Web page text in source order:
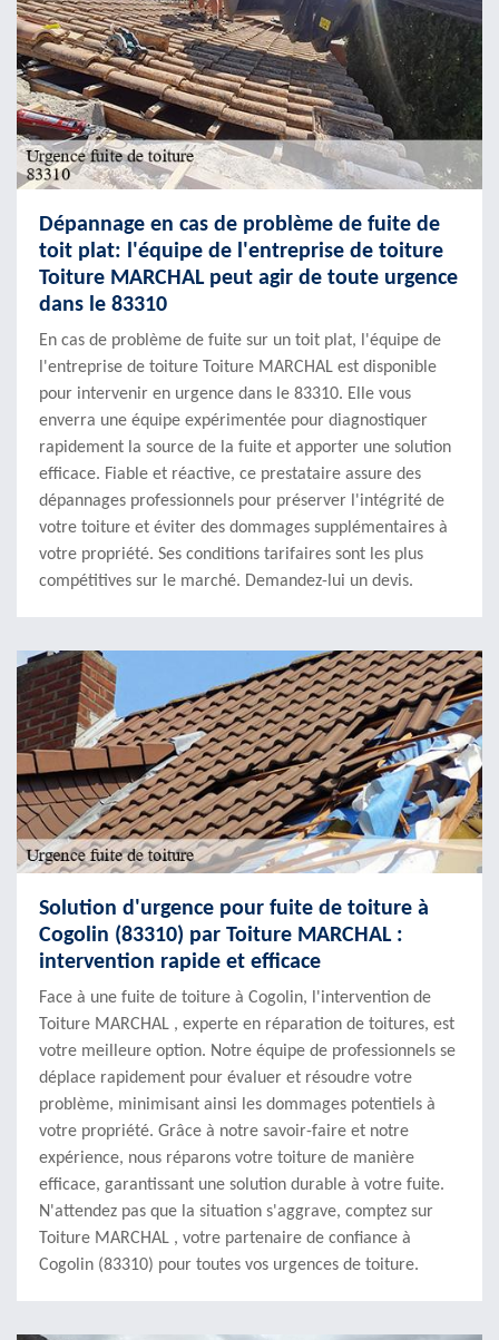
Dépannage en cas de problème de fuite de
toit plat: l'équipe de l'entreprise de toiture
Toiture MARCHAL peut agir de toute urgence
dans le 83310
En cas de problème de fuite sur un toit plat, l'équipe de
l'entreprise de toiture Toiture MARCHAL est disponible
pour intervenir en urgence dans le 83310. Elle vous
enverra une équipe expérimentée pour diagnostiquer
rapidement la source de la fuite et apporter une solution
efficace. Fiable et réactive, ce prestataire assure des
dépannages professionnels pour préserver l'intégrité de
votre toiture et éviter des dommages supplémentaires à
votre propriété. Ses conditions tarifaires sont les plus
compétitives sur le marché. Demandez-lui un devis.
Solution d'urgence pour fuite de toiture à
Cogolin (83310) par Toiture MARCHAL :
intervention rapide et efficace
Face à une fuite de toiture à Cogolin, l'intervention de
Toiture MARCHAL , experte en réparation de toitures, est
votre meilleure option. Notre équipe de professionnels se
déplace rapidement pour évaluer et résoudre votre
problème, minimisant ainsi les dommages potentiels à
votre propriété. Grâce à notre savoir-faire et notre
expérience, nous réparons votre toiture de manière
efficace, garantissant une solution durable à votre fuite.
N'attendez pas que la situation s'aggrave, comptez sur
Toiture MARCHAL , votre partenaire de confiance à
Cogolin (83310) pour toutes vos urgences de toiture.